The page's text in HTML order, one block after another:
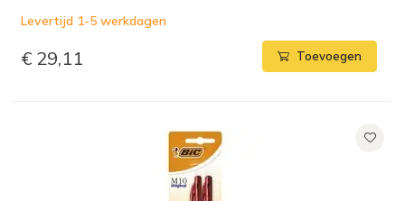
Levertijd 1-5 werkdagen
€ 29,11 Toevoegen